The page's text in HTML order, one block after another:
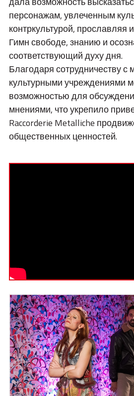
персонажам, увлеченным
контркультурой, прославляя
Гимн свободе, знанию и
соответствующий духу дня.
Благодаря сотрудничеству с
культурными учреждениями
возможностью для
мнениями, что укрепило
Raccorderie Metalliche
общественных ценностей.